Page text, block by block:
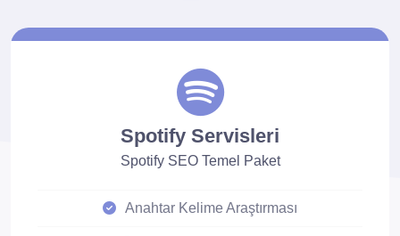
Spotify Servisleri
Spotify SEO Temel Paket
Anahtar Kelime Araştırması